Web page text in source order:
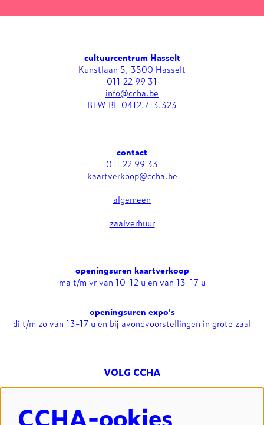
cultuurcentrum Hasselt
Kunstlaan 5, 3500 Hasselt
011 22 99 31
info@ccha.be
BTW BE 0412.713.323
contact
011 22 99 33
kaartverkoop@ccha.be
algemeen
zaalverhuur
openingsuren kaartverkoop
ma t/m vr van 10-12 u en van 13-17 u
openingsuren expo's
di t/m zo van 13-17 u en bij avondvoorstellingen in grote zaal
VOLG CCHA
CCHA-ookies